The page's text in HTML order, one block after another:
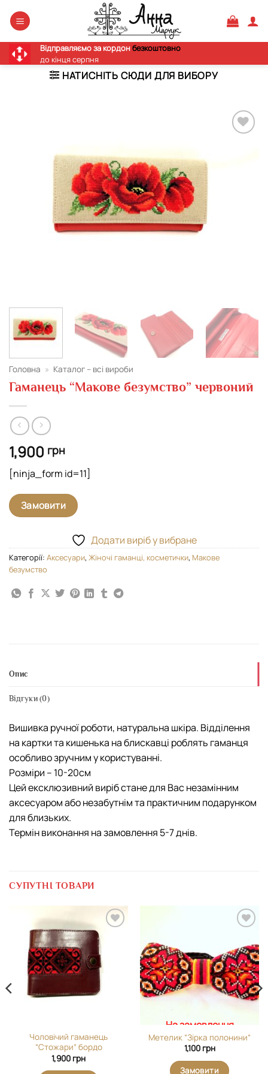
Відправляємо за кордонбезкоштовно
до кінця серпня
НАТИСНІТЬ СЮДИ ДЛЯ ВИБОРУ
Головна » Каталог – всі вироби
Гаманець “Макове безумство” червоний
1,900 грн
[ninja_form id=11]
Замовити
Додати виріб у вибране
Категорії: Аксесуари, Жіночі гаманці, косметички, Макове
безумство
Опис
Відгуки (0)
Вишивка ручної роботи, натуральна шкіра. Відділення
на картки та кишенька на блискавці роблять гаманця
особливо зручним у користуванні.
Розміри – 10-20см
Цей ексклюзивний виріб стане для Вас незамінним
аксесуаром або незабутнім та практичним подарунком
для близьких.
Термін виконання на замовлення 5-7 днів.
СУПУТНІ ТОВАРИ
Додати
виріб у
вибране
Чоловічий гаманець
“Стожари” бордо
1,900 грн
виріб у
вибране
На замовлення
Метелик “Зірка полонини”
1,100 грн
Замовити